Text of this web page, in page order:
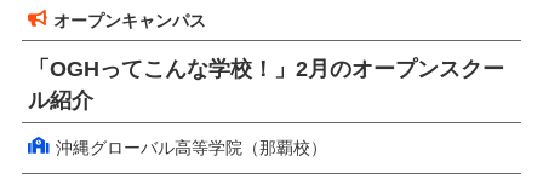
オープンキャンパス
「OGHってこんな学校！」2月のオープンスクー
ル紹介
沖縄グローバル高等学院（那覇校）